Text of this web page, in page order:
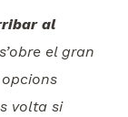
al
el gran
volta si